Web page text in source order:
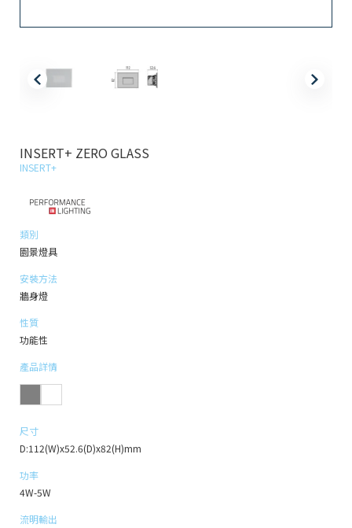
INSERT+ ZERO GLASS
INSERT+
類別
園景燈具
安裝方法
牆身燈
性質
功能性
產品詳情
尺寸
D:112(W)x52.6(D)x82(H)mm
功率
4W-5W
流明輸出